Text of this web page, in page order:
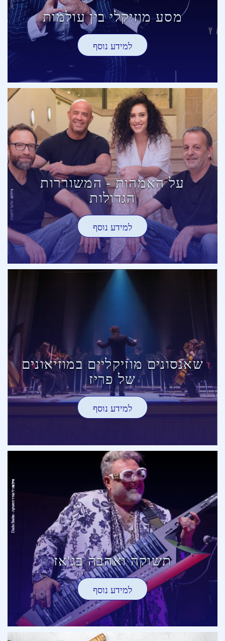
מסע מוזיקלי בין עולמות
למידע נוסף
על האמהות - המשוררות
הגדולות
למידע נוסף
שאנסונים מוזיקליים במוזיאונים
של פריז
למידע נוסף
תשוקה ואהבה בג'אז
למידע נוסף